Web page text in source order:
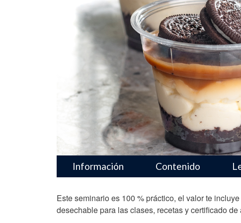
Menu navegador
Información Contenido
Este seminario es 100 % práctico, el valor te
desechable para las clases, recetas y certificado de